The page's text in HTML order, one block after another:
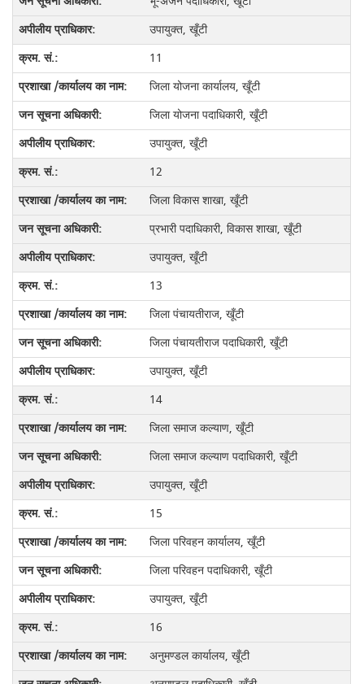
उपायुक्त, खूँटी
11
जिला योजना कार्यालय, खूँटी
जिला योजना पदाधिकारी, खूँटी
उपायुक्त, खूँटी
12
जिला विकास शाखा, खूँटी
प्रभारी पदाधिकारी, विकास शाखा, खूँटी
उपायुक्त, खूँटी
13
जिला पंचायतीराज, खूँटी
जिला पंचायतीराज पदाधिकारी, खूँटी
उपायुक्त, खूँटी
14
जिला समाज कल्याण, खूँटी
जिला समाज कल्याण पदाधिकारी, खूँटी
उपायुक्त, खूँटी
15
जिला परिवहन कार्यालय, खूँटी
जिला परिवहन पदाधिकारी, खूँटी
उपायुक्त, खूँटी
16
अनुमण्डल कार्यालय, खूँटी